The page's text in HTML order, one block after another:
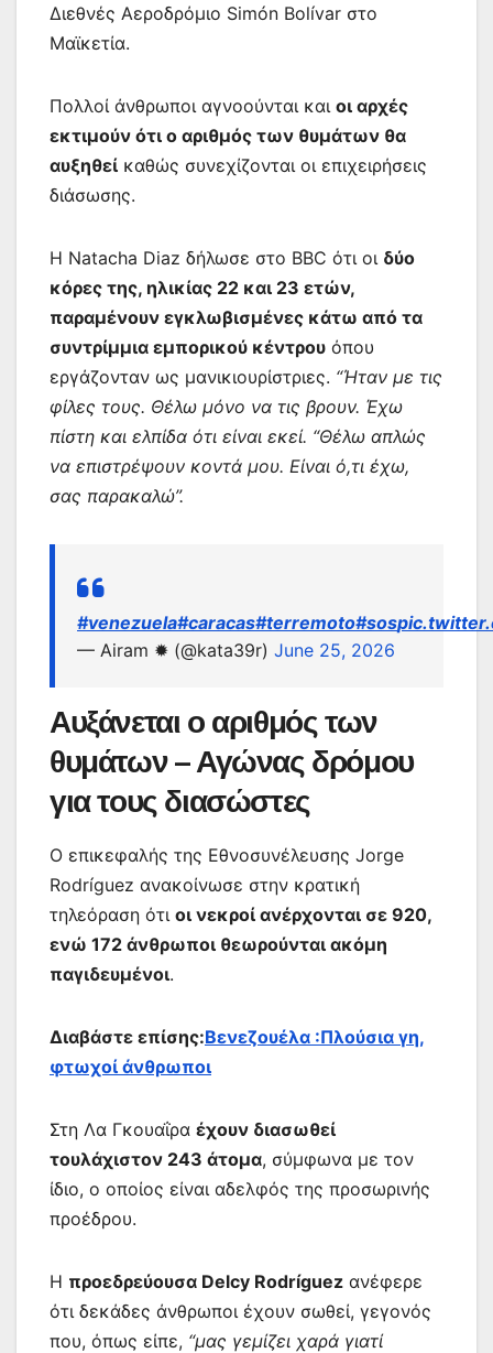
Διεθνές Αεροδρόμιο Simón Bolívar στο
Μαϊκετία.
Πολλοί άνθρωποι αγνοούνται και οι αρχές
εκτιμούν ότι ο αριθμός των θυμάτων θα
αυξηθεί καθώς συνεχίζονται οι επιχειρήσεις
διάσωσης.
Η Natacha Diaz δήλωσε στο BBC ότι οι δύο
κόρες της, ηλικίας 22 και 23 ετών,
παραμένουν εγκλωβισμένες κάτω από τα
συντρίμμια εμπορικού κέντρου όπου
εργάζονταν ως μανικιουρίστριες. “Ήταν με τις
φίλες τους. Θέλω μόνο να τις βρουν. Έχω
πίστη και ελπίδα ότι είναι εκεί. “Θέλω απλώς
να επιστρέψουν κοντά μου. Είναι ό,τι έχω,
σας παρακαλώ”.
#venezuela#caracas#terremoto#sos
— Airam ✹ (@kata39r) June 25, 2026
Αυξάνεται ο αριθμός των
θυμάτων – Αγώνας δρόμου
για τους διασώστες
Ο επικεφαλής της Εθνοσυνέλευσης Jorge
Rodríguez ανακοίνωσε στην κρατική
τηλεόραση ότι οι νεκροί ανέρχονται σε 920,
ενώ 172 άνθρωποι θεωρούνται ακόμη
παγιδευμένοι.
Διαβάστε επίσης:Βενεζουέλα :Πλούσια γη,
φτωχοί άνθρωποι
Στη Λα Γκουαΐρα έχουν διασωθεί
τουλάχιστον 243 άτομα, σύμφωνα με τον
ίδιο, ο οποίος είναι αδελφός της προσωρινής
προέδρου.
Η προεδρεύουσα Delcy Rodríguez ανέφερε
ότι δεκάδες άνθρωποι έχουν σωθεί, γεγονός
που, όπως είπε, “μας γεμίζει χαρά γιατί